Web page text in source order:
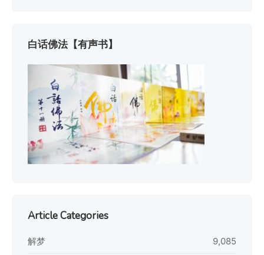
白话佛法【有声书】
Article Categories
解梦 9,085